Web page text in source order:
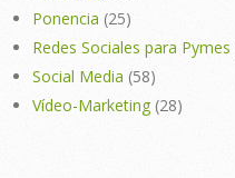
Ponencia (25)
Redes Sociales para Pymes
Social Media (58)
Vídeo-Marketing (28)